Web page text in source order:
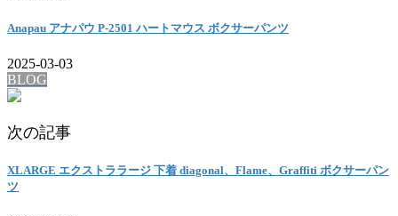
Anapau アナパウ P-2501 ハートマウス ボクサーパンツ
2025-03-03
BLOG
次の記事
XLARGE エクストララージ 下着 diagonal、Flame、Graffiti ボクサーパン
ツ